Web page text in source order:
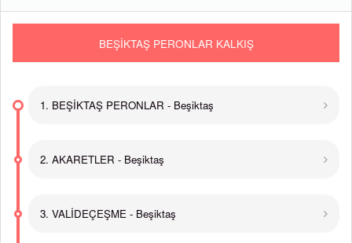
BEŞİKTAŞ PERONLAR KALKIŞ
1. BEŞİKTAŞ PERONLAR - Beşiktaş
2. AKARETLER - Beşiktaş
3. VALİDEÇEŞME - Beşiktaş